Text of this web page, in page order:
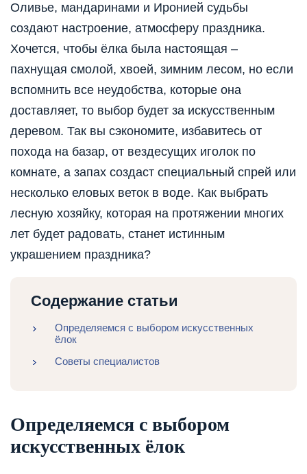
Оливье, мандаринами и Иронией судьбы
создают настроение, атмосферу праздника.
Хочется, чтобы ёлка была настоящая –
пахнущая смолой, хвоей, зимним лесом, но если
вспомнить все неудобства, которые она
доставляет, то выбор будет за искусственным
деревом. Так вы сэкономите, избавитесь от
похода на базар, от вездесущих иголок по
комнате, а запах создаст специальный спрей или
несколько еловых веток в воде. Как выбрать
лесную хозяйку, которая на протяжении многих
лет будет радовать, станет истинным
украшением праздника?
Содержание статьи
Определяемся с выбором искусственных
ёлок
Советы специалистов
Определяемся с выбором
искусственных ёлок